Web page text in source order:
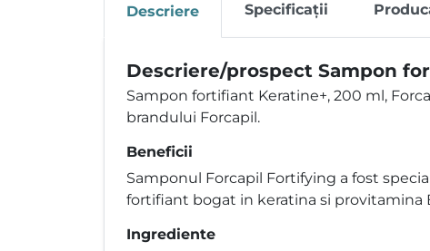
Descriere Specificații
Descriere/prospect Sampon
Sampon fortifiant Keratine+, 200 ml,
brandului Forcapil.
Beneficii
Samponul Forcapil Fortifying a fost
fortifiant bogat in keratina si provitamina
Ingrediente